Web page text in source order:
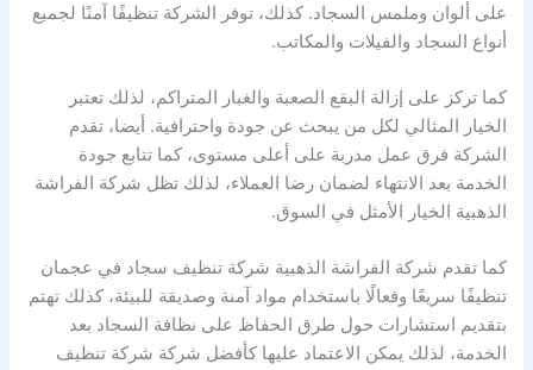
على ألوان وملمس السجاد. كذلك، توفر الشركة تنظيفًا آمنًا لجميع
أنواع السجاد والفيلات والمكاتب.
كما تركز على إزالة البقع الصعبة والغبار المتراكم، لذلك تعتبر
الخيار المثالي لكل من يبحث عن جودة واحترافية. أيضا، تقدم
الشركة فرق عمل مدربة على أعلى مستوى، كما تتابع جودة
الخدمة بعد الانتهاء لضمان رضا العملاء، لذلك تظل شركة الفراشة
الذهبية الخيار الأمثل في السوق.
كما تقدم شركة الفراشة الذهبية شركة تنظيف سجاد في عجمان
تنظيفًا سريعًا وفعالًا باستخدام مواد آمنة وصديقة للبيئة، كذلك تهتم
بتقديم استشارات حول طرق الحفاظ على نظافة السجاد بعد
الخدمة، لذلك يمكن الاعتماد عليها كأفضل شركة شركة تنظيف